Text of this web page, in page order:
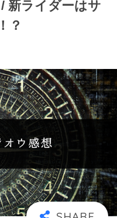
新ライダーはサ
？